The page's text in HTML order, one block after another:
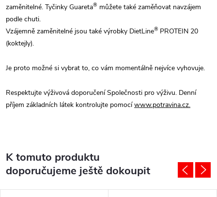
zaměnitelné. Tyčinky Guareta® můžete také zaměňovat navzájem
podle chuti.
Vzájemně zaměnitelné jsou také výrobky DietLine® PROTEIN 20
(koktejly).
Je proto možné si vybrat to, co vám momentálně nejvíce vyhovuje.
Respektujte výživová doporučení Společnosti pro výživu. Denní
příjem základních látek kontrolujte pomocíwww.potravina.cz.
K tomuto produktu
doporučujeme ještě dokoupit